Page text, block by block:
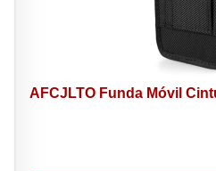
AFCJLTO Funda Móvil